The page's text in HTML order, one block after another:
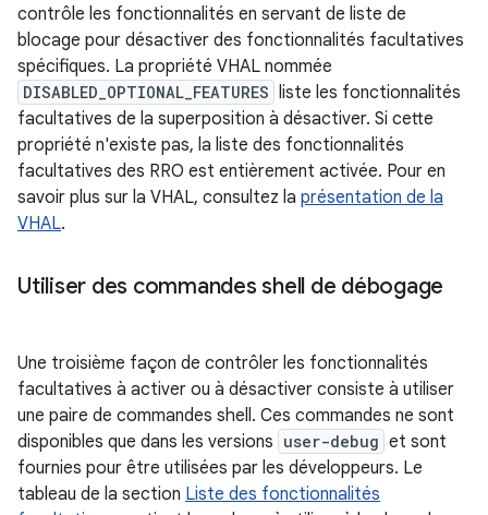
contrôle les fonctionnalités en servant de liste de
blocage pour désactiver des fonctionnalités facultatives
spécifiques. La propriété VHAL nommée
DISABLED_OPTIONAL_FEATURES liste les fonctionnalités
facultatives de la superposition à désactiver. Si cette
propriété n'existe pas, la liste des fonctionnalités
facultatives des RRO est entièrement activée. Pour en
savoir plus sur la VHAL, consultez la présentation de la
VHAL.
Utiliser des commandes shell de débogage
Une troisième façon de contrôler les fonctionnalités
facultatives à activer ou à désactiver consiste à utiliser
une paire de commandes shell. Ces commandes ne sont
disponibles que dans les versions user-debug et sont
fournies pour être utilisées par les développeurs. Le
tableau de la section Liste des fonctionnalités